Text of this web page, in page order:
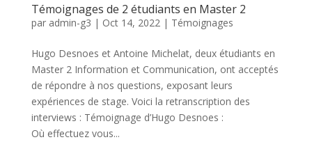
Témoignages de 2 étudiants en Master 2
par admin-g3 | Oct 14, 2022| Témoignages
Hugo Desnoes et Antoine Michelat, deux étudiants en
Master 2 Information et Communication, ont acceptés
de répondre à nos questions, exposant leurs
expériences de stage. Voici la retranscription des
interviews : Témoignage d’Hugo Desnoes :
Où effectuez vous...